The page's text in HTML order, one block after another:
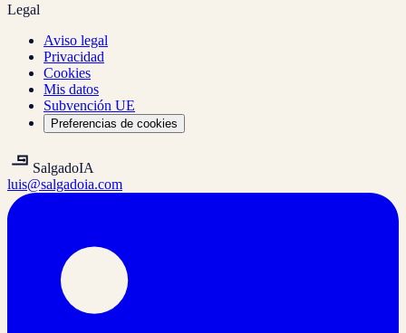
Legal
Aviso legal
Privacidad
Cookies
Mis datos
Subvención UE
Preferencias de cookies
SalgadoIA
luis@salgadoia.com